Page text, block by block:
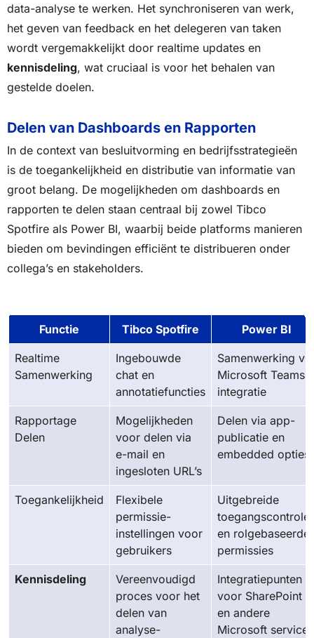
data-analyse te werken. Het synchroniseren van werk,
het geven van feedback en het delegeren van taken
wordt vergemakkelijkt door realtime updates en
kennisdeling, wat cruciaal is voor het behalen van
gestelde doelen.
Delen van Dashboards en Rapporten
In de context van besluitvorming en bedrijfsstrategieën
is de toegankelijkheid en distributie van informatie van
groot belang. De mogelijkheden om dashboards en
rapporten te delen staan centraal bij zowel Tibco
Spotfire als Power BI, waarbij beide platforms manieren
bieden om bevindingen efficiënt te distribueren onder
collega’s en stakeholders.
Functie Tibco Spotfire Power BI
Realtime
Samenwerking
Ingebouwde
chat en
annotatiefuncties
Samenwerking via
Microsoft Teams
integratie
Rapportage
Delen
Mogelijkheden
voor delen via
e-mail en
ingesloten URL’s
Delen via app-
publicatie en
embedded opties
Toegankelijkheid
Flexibele
permissie-
instellingen voor
gebruikers
Uitgebreide
en rolgebaseerde
permissies
Kennisdeling
Vereenvoudigd
proces voor het
delen van
analyse-
Integratiepunten
voor SharePoint
en andere
Microsoft services